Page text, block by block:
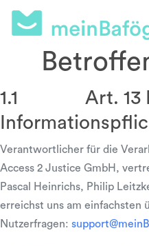
1.1 Art. 13
Verantwortlicher für die
Access 2 Justice GmbH,
Pascal Heinrichs, Philip
erreichst uns am einfachsten
Nutzerfragen: